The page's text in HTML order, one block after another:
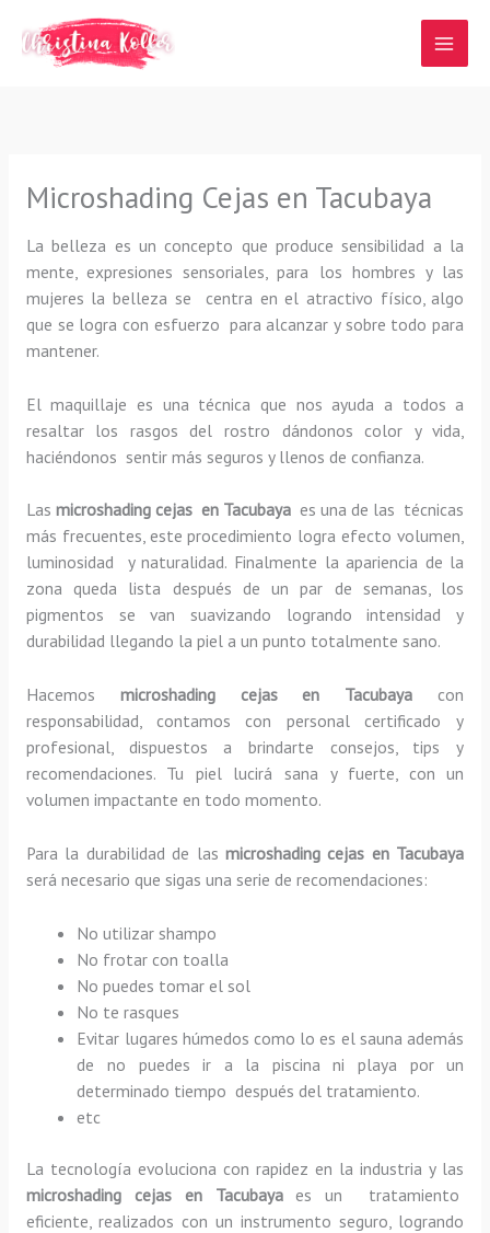
contenido
Microshading Cejas en Tacubaya
La belleza es un concepto que produce sensibilidad a la
mente, expresiones sensoriales, para los hombres y las
mujeres la belleza se centra en el atractivo físico, algo
que se logra con esfuerzo para alcanzar y sobre todo para
mantener.
El maquillaje es una técnica que nos ayuda a todos a
resaltar los rasgos del rostro dándonos color y vida,
haciéndonos sentir más seguros y llenos de confianza.
Las microshading cejas en Tacubaya es una de las técnicas
más frecuentes, este procedimiento logra efecto volumen,
luminosidad y naturalidad. Finalmente la apariencia de la
zona queda lista después de un par de semanas, los
pigmentos se van suavizando logrando intensidad y
durabilidad llegando la piel a un punto totalmente sano.
Hacemos microshading cejasen Tacubaya con
responsabilidad, contamos con personal certificado y
profesional, dispuestos a brindarte consejos, tips y
recomendaciones. Tu piel lucirá sana y fuerte, con un
volumen impactante en todo momento.
Para la durabilidad de las microshading cejas en Tacubaya
será necesario que sigas una serie de recomendaciones:
No utilizar shampo
No frotar con toalla
No puedes tomar el sol
No te rasques
Evitar lugares húmedos como lo es el sauna además
de no puedes ir a la piscina ni playa por un
determinado tiempo después del tratamiento.
etc
La tecnología evoluciona con rapidez en la industria y las
microshading cejasen Tacubayaes un tratamiento
eficiente, realizados con un instrumento seguro, logrando